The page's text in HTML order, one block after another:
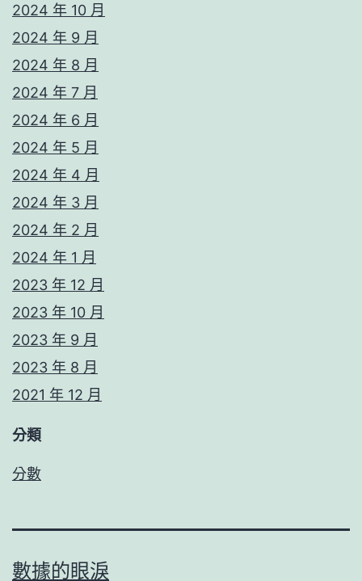
2024 年 10 月
2024 年 9 月
2024 年 8 月
2024 年 7 月
2024 年 6 月
2024 年 5 月
2024 年 4 月
2024 年 3 月
2024 年 2 月
2024 年 1 月
2023 年 12 月
2023 年 10 月
2023 年 9 月
2023 年 8 月
2021 年 12 月
分類
分數
數據的眼淚